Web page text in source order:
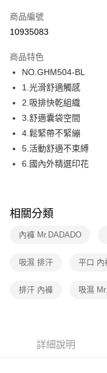
街口支付
運送方式
全家取貨付款
每筆NT$80，滿
付款後全家取貨
每筆NT$80，滿
7-11取貨付款
付款後7-11取貨
每筆NT$80，滿
離島
每筆NT$80，滿
商品編號
10935083
商品特色
NO.GHM504-BL
1.光滑舒適觸感
2.吸排快乾組織
3.舒適囊袋空間
4.鬆緊帶不緊繃
5.活動舒適不束縛
6.國內外精選印花
相關分類
內褲 Mr.DADADO
吸濕 排汗 平口 內
排汗 內褲 吸濕
詳細說明